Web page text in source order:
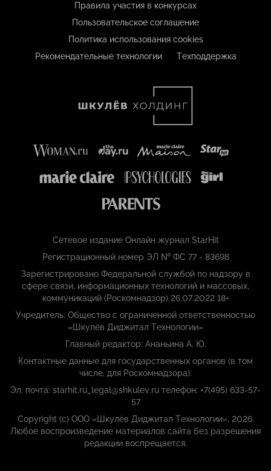
Правила участия в конкурсах
Пользовательское соглашение
Политика использования cookies
Рекомендательные технологии
Техподдержка
Сетевое издание Онлайн журнал StarHit
Регистрационный номер ЭЛ № ФС 77 - 83698
Зарегистрировано Федеральной службой по надзору в
сфере связи, информационных технологий и массовых,
коммуникаций (Роскомнадзор) 26.07.2022 18+
Учредитель: Общество с ограниченной ответственностью
«Шкулёв Диджитал Технологии»
Главный редактор: Ананьина А. Ю.
Контактные данные для государственных органов (в том
числе, для Роскомнадзора):
Эл. почта: starhit.ru_legal@shkulev.ru телефон: +7(495) 633-57-
57
Copyright (с) ООО «Шкулёв Диджитал Технологии», 2026.
Любое воспроизведение материалов сайта без разрешения
редакции воспрещается.